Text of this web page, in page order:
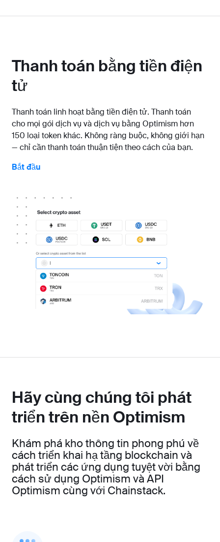
Thanh toán bằng tiền điện
tử
Thanh toán linh hoạt bằng tiền điện tử. Thanh toán
cho mọi gói dịch vụ và dịch vụ bằng Optimism hơn
150 loại token khác. Không ràng buộc, không giới hạn
— chỉ cần thanh toán thuận tiện theo cách của bạn.
Bắt đầu
Hãy cùng chúng tôi phát
triển trên nền Optimism
Khám phá kho thông tin phong phú về
cách triển khai hạ tầng blockchain và
phát triển các ứng dụng tuyệt vời bằng
cách sử dụng Optimism và API
Optimism cùng với Chainstack.